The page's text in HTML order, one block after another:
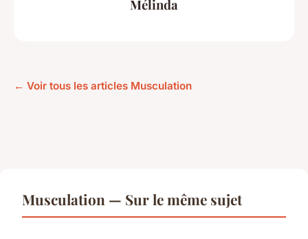
Mélinda
← Voir tous les articles Musculation
Musculation — Sur le même sujet